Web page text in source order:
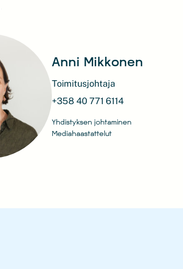
Anni Mikkonen
Toimitusjohtaja
+358 40 771 6114
Yhdistyksen johtaminen
Mediahaastattelut